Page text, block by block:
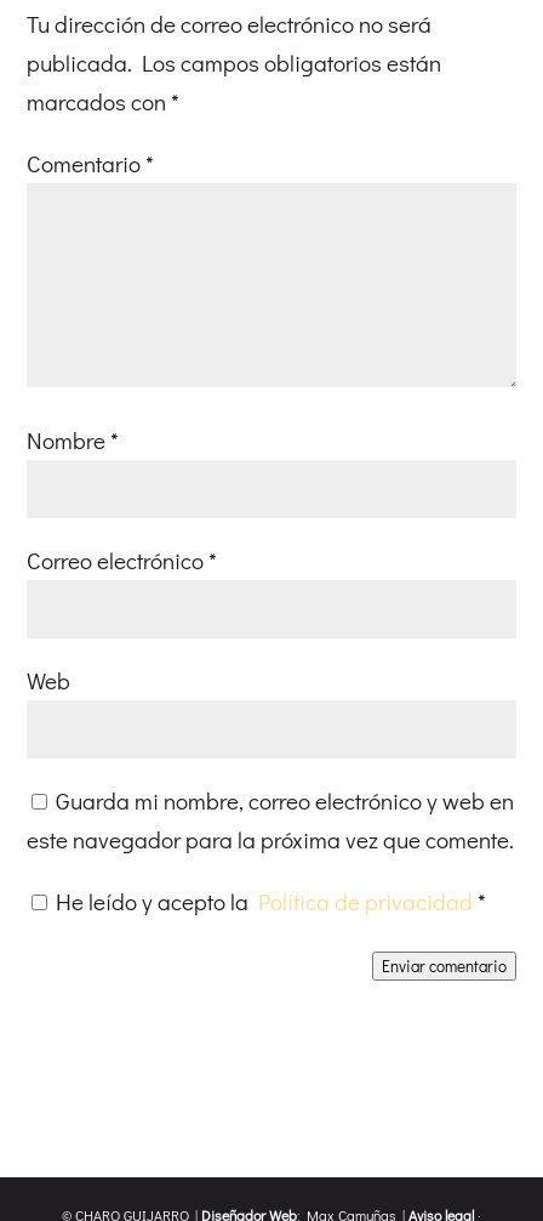
Tu dirección de correo electrónico no será
publicada. Los campos obligatorios están
marcados con *
Comentario *
Nombre *
Correo electrónico *
Web
Guarda mi nombre, correo electrónico y web en
este navegador para la próxima vez que comente.
He leído y acepto la Política de privacidad *
Enviar comentario
© CHARO GUIJARRO | Diseñador Web: Max Camuñas |Aviso legal·